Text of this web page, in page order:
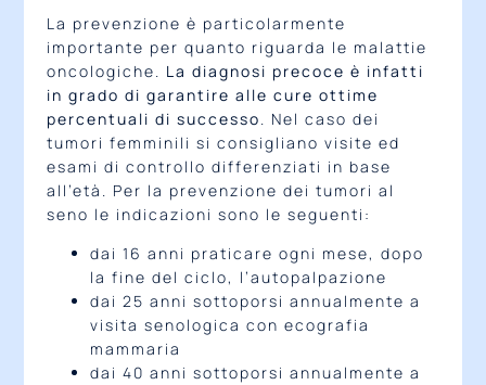
La prevenzione è particolarmente
importante per quanto riguarda le malattie
oncologiche. La diagnosi precoce è infatti
in grado di garantire alle cure ottime
percentuali di successo . Nel caso dei
tumori femminili si consigliano visite ed
esami di controllo differenziati in base
all’età. Per la prevenzione dei tumori al
seno le indicazioni sono le seguenti:
dai 16 anni praticare ogni mese, dopo
la fine del ciclo, l’autopalpazione
dai 25 anni sottoporsi annualmente a
visita senologica con ecografia
mammaria
dai 40 anni sottoporsi annualmente a